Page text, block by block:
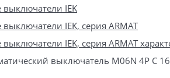
выключатели IEK
IEK, серия ARMAT
IEK, серия ARMAT
выключатель M06N 4P C